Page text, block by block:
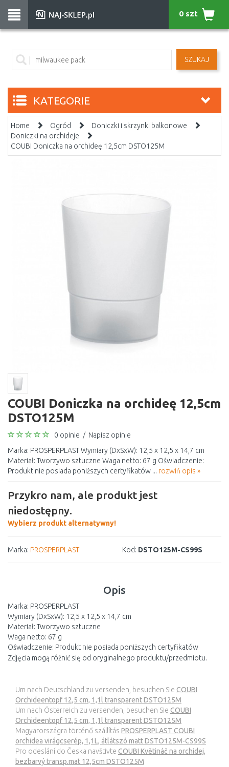
SZUKAJ
0 szt
KATEGORIE
Home Ogród
Doniczki i skrzynki balkonowe
Doniczki na orchideje
COUBI Doniczka na orchideę 12,5cm DSTO125M
COUBI Doniczka na orchideę 12,5cm
DSTO125M
0 opinie / Napisz opinie
Marka: PROSPERPLAST Wymiary (DxSxW): 12,5 x 12,5 x 14,7 cm
Materiał: Tworzywo sztuczne Waga netto: 67 g Oświadczenie:
Produkt nie posiada poniższych certyfikatów ... rozwiń opis »
Przykro nam, ale produkt jest
niedostępny.
Wybierz produkt alternatywny!
Marka: PROSPERPLAST Kod: DSTO125M-CS99S
Opis
Marka: PROSPERPLAST
Wymiary (DxSxW): 12,5 x 12,5 x 14,7 cm
Materiał: Tworzywo sztuczne
Waga netto: 67 g
Oświadczenie: Produkt nie posiada poniższych certyfikatów
Zdjęcia mogą różnić się od oryginalnego produktu/przedmiotu.
Um nach Deutschland zu versenden, besuchen Sie COUBI
Orchideentopf 12,5 cm, 1,1l transparent DSTO125M
Um nach Österreich zu versenden, besuchen Sie COUBI
Orchideentopf 12,5 cm, 1,1l transparent DSTO125M
Magyarországra történő szállítás PROSPERPLAST COUBI
orchidea virágcserép, 1,1L, átlátszó matt DSTO125M-CS99S
Pro odeslání do Česka navštivte COUBI Květináč na orchidej,
bezbarvý transp.mat 12,5cm DSTO125M